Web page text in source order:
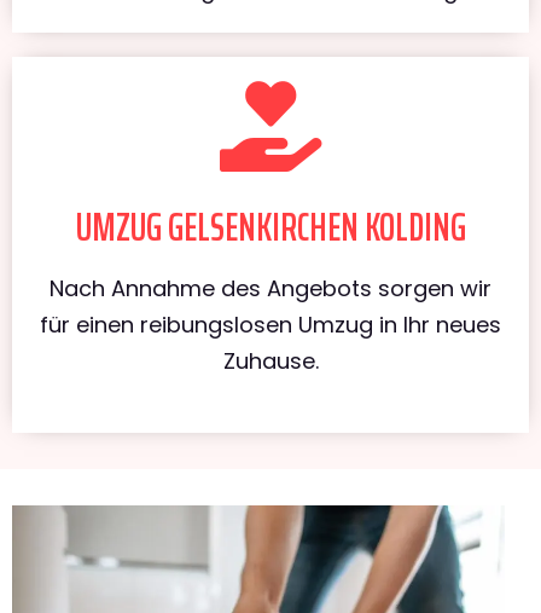
UMZUG GELSENKIRCHEN KOLDING
Nach Annahme des Angebots sorgen wir
für einen reibungslosen Umzug in Ihr neues
Zuhause.